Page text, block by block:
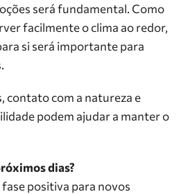
será fundamental. Como
facilmente o clima ao redor,
si será importante para
contato com a natureza e
podem ajudar a manter o
dias?
positiva para novos